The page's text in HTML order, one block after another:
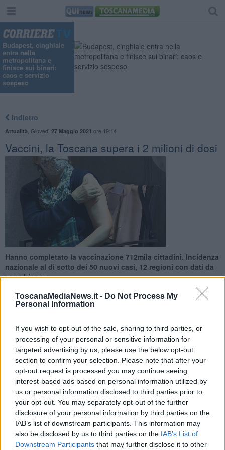
ToscanaMediaNews.it - Do Not Process My
Personal Information
If you wish to opt-out of the sale, sharing to third parties, or
processing of your personal or sensitive information for
targeted advertising by us, please use the below opt-out
section to confirm your selection. Please note that after your
opt-out request is processed you may continue seeing
interest-based ads based on personal information utilized by
us or personal information disclosed to third parties prior to
your opt-out. You may separately opt-out of the further
disclosure of your personal information by third parties on the
IAB’s list of downstream participants. This information may
also be disclosed by us to third parties on the IAB’s List of
Downstream Participants that may further disclose it to other
Budapest, cinghiale
entra nella
metropolitana e
finisce sui binari:
caos e servizio
sospeso
Indietro
Attualità Giovedì 27 Maggio 2021 ore 19:14
Vaccini, la Toscana supera i 2 milioni di dosi
Hanno completato la vaccinazione 712mila cittadini. Incidenza
nazionale al di sotto dei 50 nuovi casi, 12 regioni con dati da
zona bianca
FIRENZE —La Toscana oggi ha superato i 2 milioni di dosi di
vaccino anti-Covid somministrate e sono arrivati a 712mila i cittadini
che completato il ciclo vaccinale ricevendo anche il richiamo. Ad
oggi il servizio sanitario regionale ha inoculato il 91,4% delle dosi di
siero ricevute.
Intanti migliora l'andamento dell'epidemia: a livello nazionale
l'incidenza settimanale di nuovi casi è scesa a 46 ogni centomila
abitanti, quindi al di sotto della soglia 50 che delimita la zona
bianca.